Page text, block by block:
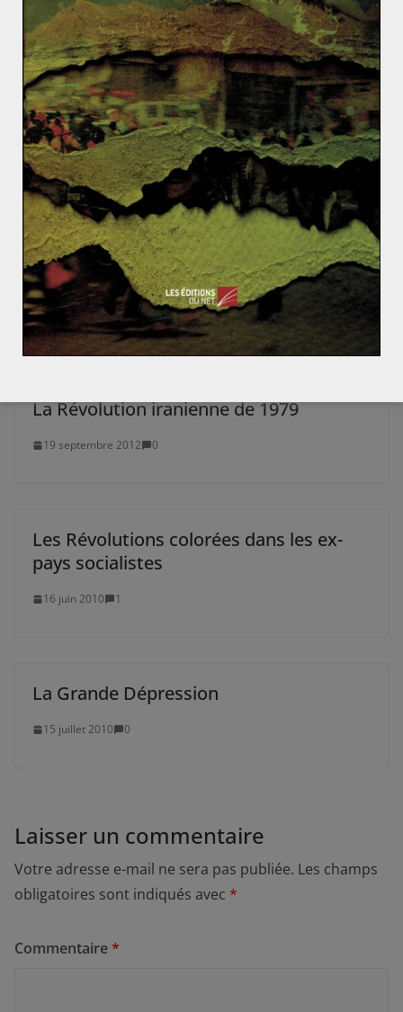
Désormais, alors qu’il n’avait jusqu’alors qu’une
fonction de défense et de garantie de sécurité
collective, l’OTAN est désormais chargé de gérer les
conflits en Europe et de promouvoir des relations de
partenariat entre Europe et Amérique. Seuls les PECO
(Pays d’Europe Centrale et Orientale) paraissent encore
trouver de l’attractivité dans cette organisation, de
même que la France, qui a réintégré le commandement
armé de l’OTAN en 2009.
Joseph Staline – Biographie
Le capitalisme ou la tentative de désamorçage de la
question sociale
La Révolution iranienne de 1979
19 septembre 2012 0
Les Révolutions colorées dans les ex-
pays socialistes
16 juin 2010 1
La Grande Dépression
15 juillet 2010 0
Laisser un commentaire
Votre adresse e-mail ne sera pas publiée. Les champs
obligatoires sont indiqués avec *
Commentaire*